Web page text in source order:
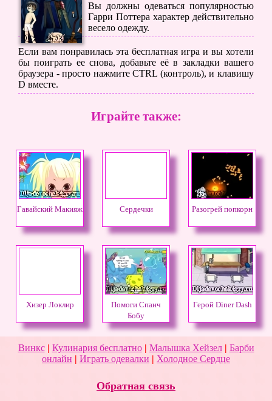
Вы должны одеваться популярностью
Гарри Поттера характер действительно
весело одежду.
Если вам понравилась эта бесплатная игра и вы хотели
бы поиграть ее снова, добавьте её в закладки вашего
браузера - просто нажмите CTRL (контроль), и клавишу
D вместе.
Играйте также:
Гавайский Макияж Сердечки Разогрей попкорн
Хизер Локлир
Помоги Спанч
Бобу
Герой Diner Dash
Винкс| Кулинария бесплатно| Малышка Хейзел| Барби
онлайн | Играть одевалки | Холодное Сердце
Обратная связь